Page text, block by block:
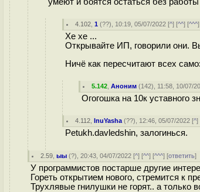
4.102 ,1 (??), 10:19, 05/07/2022 [^] [^^] [^^^
Хе хе ...
Открывайте ИП, говорили они.
Ничё как пересчитают всех
5.142 ,Аноним (142), 11:58, 10/07/
Огогошка на 10к уставного
4.112 ,InuYasha (??), 12:46, 05/07/2022 [^]
Petukh.davledshin, залогинься.
2.59 ,ыы (?), 20:43, 04/07/2022 [^] [^^] [^^^] [ответить]
У программистов постарше другие
Гореть открытием нового, стремится к
Трухлявые гнилушки не горят.. а только